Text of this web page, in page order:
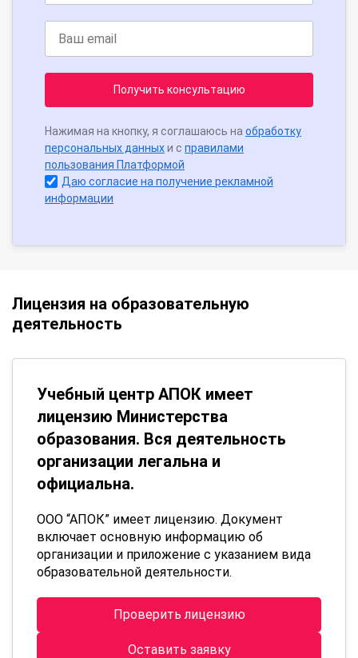
Получить консультацию
Нажимая на кнопку, я соглашаюсь на обработку
персональных данныхи с правилами
пользования Платформой
Даю согласие на получение рекламной
информации
Лицензия на образовательную
деятельность
Учебный центр АПОК имеет
лицензию Министерства
образования. Вся деятельность
организации легальна и
официальна.
ООО “АПОК” имеет лицензию. Документ
включает основную информацию об
организации и приложение с указанием вида
образовательной деятельности.
Проверить лицензию
Оставить заявку